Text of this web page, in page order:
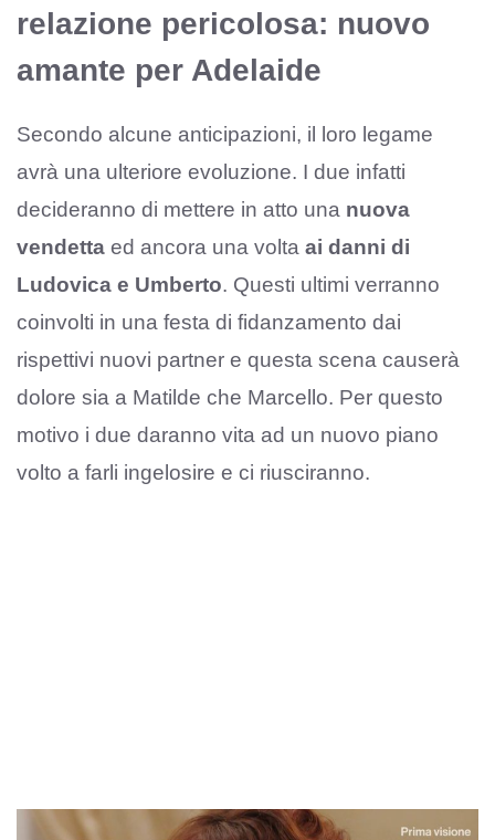
relazione pericolosa: nuovo
amante per Adelaide
Secondo alcune anticipazioni, il loro legame
avrà una ulteriore evoluzione. I due infatti
decideranno di mettere in atto una nuova
vendetta ed ancora una volta ai danni di
Ludovica e Umberto. Questi ultimi verranno
coinvolti in una festa di fidanzamento dai
rispettivi nuovi partner e questa scena causerà
dolore sia a Matilde che Marcello. Per questo
motivo i due daranno vita ad un nuovo piano
volto a farli ingelosire e ci riusciranno.